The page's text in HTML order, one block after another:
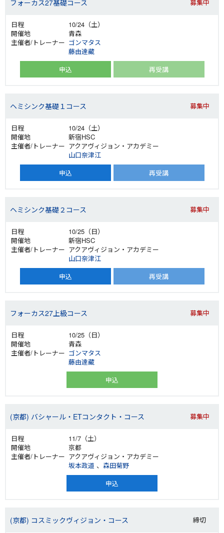
フォーカス27基礎コース 募集中
10/24（土）
青森
ゴンマタス
藤由達藏
申込
再受講
ヘミシンク基礎１コース 募集中
10/24（土）
新宿HSC
アクアヴィジョン・アカデミー
山口奈津江
申込
再受講
ヘミシンク基礎２コース 募集中
10/25（日）
新宿HSC
アクアヴィジョン・アカデミー
山口奈津江
申込
再受講
フォーカス27上級コース 募集中
10/25（日）
青森
ゴンマタス
藤由達藏
申込
(京都) バシャール・ETコンタクト・コース 募集中
11/7（土）
京都
アクアヴィジョン・アカデミー
坂本政道 、 森田菊野
申込
(京都) コスミックヴィジョン・コース 締切